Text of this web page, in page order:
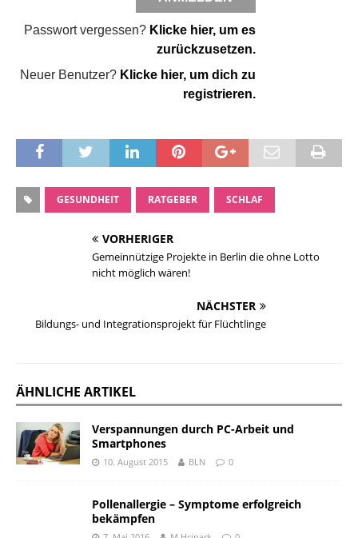
Passwort vergessen? Klicke hier, um es
zurückzusetzen.
Neuer Benutzer? Klicke hier, um dich zu
registrieren.
GESUNDHEIT RATGEBER SCHLAF
VORHERIGER
Gemeinnützige Projekte in Berlin die ohne Lotto
nicht möglich wären!
NÄCHSTER
Bildungs- und Integrationsprojekt für Flüchtlinge
ÄHNLICHE ARTIKEL
Verspannungen durch PC-Arbeit und
Smartphones
10. August 2015 BLN 0
Pollenallergie – Symptome erfolgreich
bekämpfen